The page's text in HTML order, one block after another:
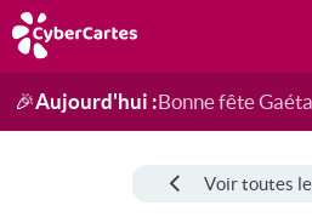
Anniversaire
Fête du jour
Amour
Amitié
Merci
Toutes les cartes
🎉Aujourd'hui :Bonne fête
Voir toutes